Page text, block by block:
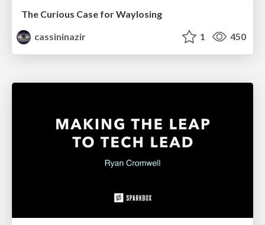
The Curious Case for Waylosing
cassininazir
1 450